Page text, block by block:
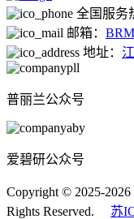
全国服务
邮箱：
地址：
普丽兰公众号
爱碧研公众号
Copyright © 2025-
Rights Reserved. 苏